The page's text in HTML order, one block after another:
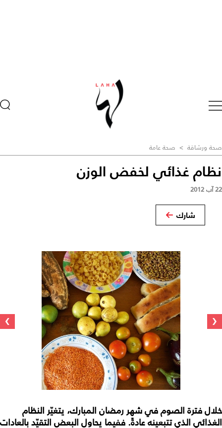
صحة ورشاقة > صحة عامة
نظام غذائي لخفض الوزن
22 آب 2012
شارك
‹
›
خلال فترة الصوم في شهر رمضان المبارك، يتغيّر النظام
الغذائي الذي تتبعينه عادةً. ففيما يحاول البعض التقيّد بالعادات